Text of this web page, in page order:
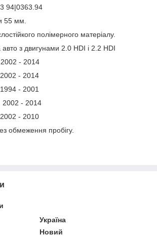
94|0363.94
55 мм.
полімерного матеріалу.
авто з двигунами 2.0 HDI і 2.2 HDI
- 2014
- 2014
- 2001
- 2014
- 2010
обмеження пробігу.
Україна
Новий